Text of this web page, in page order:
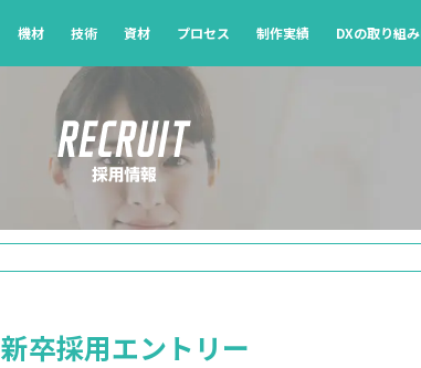
機材 技術 資材 プロセス 制作実績 DXの取り組
新卒採用エントリー